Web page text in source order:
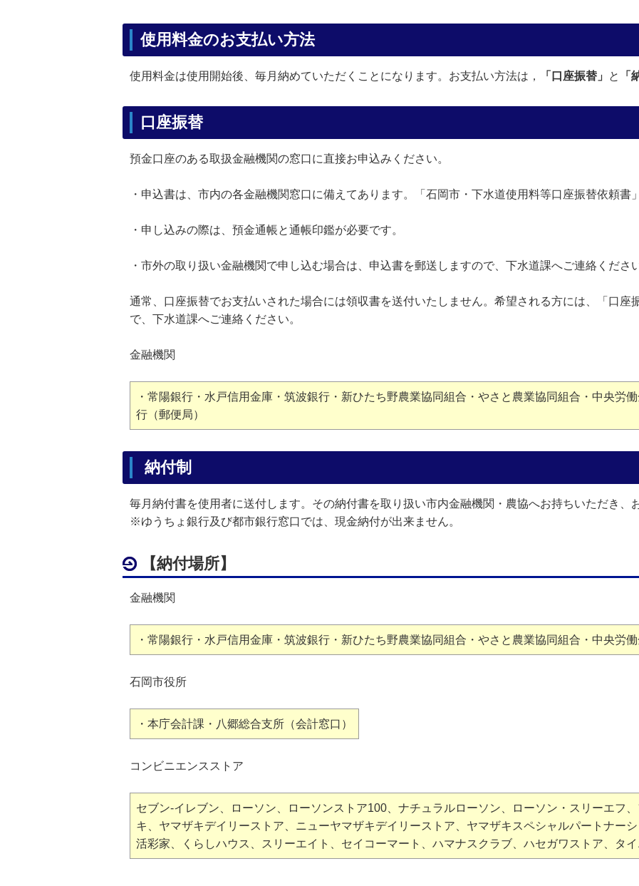
使用料金のお支払い方法
使用料金は使用開始後、毎月納めていただくことになります。お支払い方法は， 「口座振替」 と 「
口座振替
預金口座のある取扱金融機関の窓口に直接お申込みください。
・申込書は、市内の各金融機関窓口に備えてあります。「石岡市・下水道使用料等口座振替依頼書」
・申し込みの際は、預金通帳と通帳印鑑が必要です。
・市外の取り扱い金融機関で申し込む場合は、申込書を郵送しますので、下水道課へご連絡ください
通常、口座振替でお支払いされた場合には領収書を送付いたしません。希望される方には、「口座
で、下水道課へご連絡ください。
金融機関
・常陽銀行・水戸信用金庫・筑波銀行・新ひたち野農業協同組合・やさと農業協同組合・中央労
行（郵便局）
納付制
毎月納付書を使用者に送付します。その納付書を取り扱い市内金融機関・農協へお持ちいただき、
※ゆうちょ銀行及び都市銀行窓口では、現金納付が出来ません。
【納付場所】
金融機関
・常陽銀行・水戸信用金庫・筑波銀行・新ひたち野農業協同組合・やさと農業協同組合・中央労
石岡市役所
・本庁会計課・八郷総合支所（会計窓口）
コンビニエンスストア
セブン-イレブン、ローソン、ローソンストア100、ナチュラルローソン、ローソン・スリーエフ
キ、ヤマザキデイリーストア、ニューヤマザキデイリーストア、ヤマザキスペシャルパートナー
活彩家、くらしハウス、スリーエイト、セイコーマート、ハマナスクラブ、ハセガワストア、